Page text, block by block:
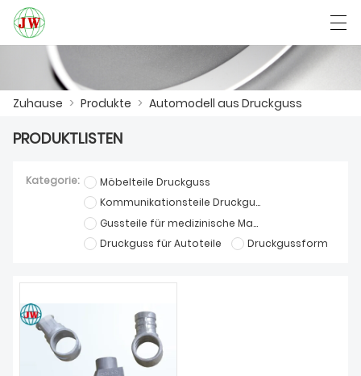
PRODUKTE
NACHRICHTEN
FABRIK
KONTAKTIERE UNS
العربية Deutsch English
Zuhause > Produkte > Automodell aus Druckguss
PRODUKTLISTEN
Kategorie:
Möbelteile Druckguss
Kommunikationsteile Druckguss
Gussteile für medizinische Maschinen
Druckguss für Autoteile
Druckgussform